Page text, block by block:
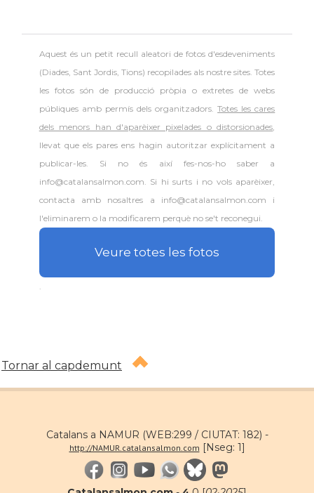
Aquest és un petit recull aleatori defotos d'esdeveniments
(Diades, Sant Jordis, Tions) recopilades als nostre sites. Totes
les fotos són de producció pròpia o extretes de webs
públiques amb permís dels organitzadors.Totes les cares
dels menors han d'aparèixer pixelades o distorsionades,
llevat que els pares ens hagin autoritzar explícitament a
publicar-les. Si no és així fes-nos-ho saber a
info@catalansalmon.com. Si hi surts i no vols aparèixer,
contacta amb nosaltres a info@catalansalmon.com i
l'eliminarem o la modificarem perquè no se't reconegui.
Veure totes les fotos
Tornar al capdemunt
Catalans a NAMUR (WEB:299 / CIUTAT: 182) -
http://NAMUR.catalansalmon.com [Nseg: 1]